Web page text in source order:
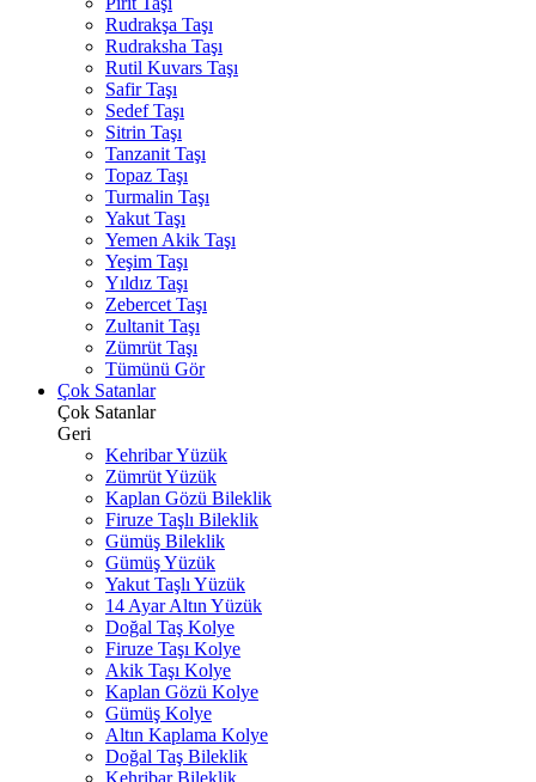
Rudrakşa Taşı
Rudraksha Taşı
Rutil Kuvars Taşı
Safir Taşı
Sedef Taşı
Sitrin Taşı
Tanzanit Taşı
Topaz Taşı
Turmalin Taşı
Yakut Taşı
Yemen Akik Taşı
Yeşim Taşı
Yıldız Taşı
Zebercet Taşı
Zultanit Taşı
Zümrüt Taşı
Tümünü Gör
Çok Satanlar
Çok Satanlar
Geri
Kehribar Yüzük
Zümrüt Yüzük
Kaplan Gözü Bileklik
Firuze Taşlı Bileklik
Gümüş Bileklik
Gümüş Yüzük
Yakut Taşlı Yüzük
14 Ayar Altın Yüzük
Doğal Taş Kolye
Firuze Taşı Kolye
Akik Taşı Kolye
Kaplan Gözü Kolye
Gümüş Kolye
Altın Kaplama Kolye
Doğal Taş Bileklik
Kehribar Bileklik